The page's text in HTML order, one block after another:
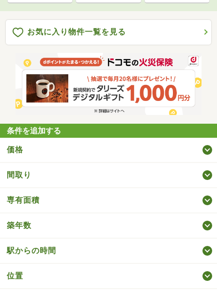
お気に入り物件一覧を見る
条件を追加する
価格
間取り
専有面積
築年数
駅からの時間
位置